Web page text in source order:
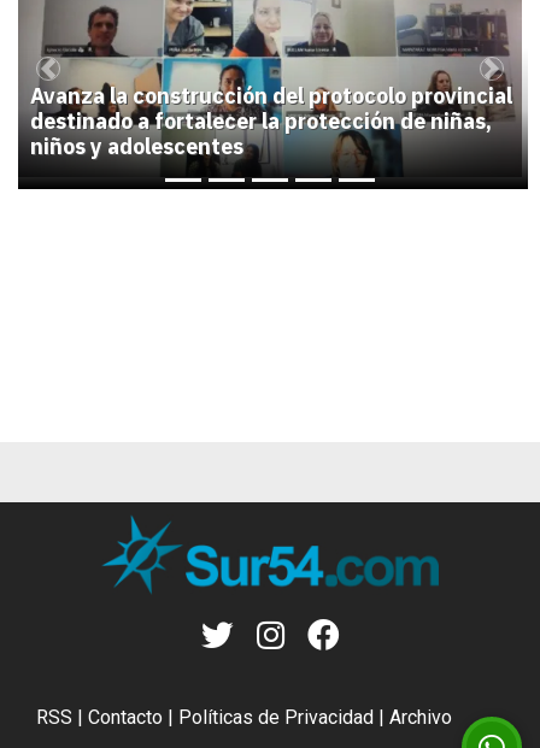
Avanza la construcción del protocolo provincial
destinado a fortalecer la protección de niñas,
niños y adolescentes
Previous Next
RSS Contacto Políticas de Privacidad Archivo